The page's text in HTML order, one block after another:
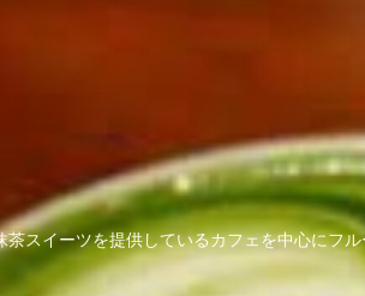
茶スイーツを提供しているカフェを中心にフ